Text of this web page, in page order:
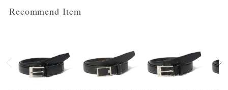
Recommend Item